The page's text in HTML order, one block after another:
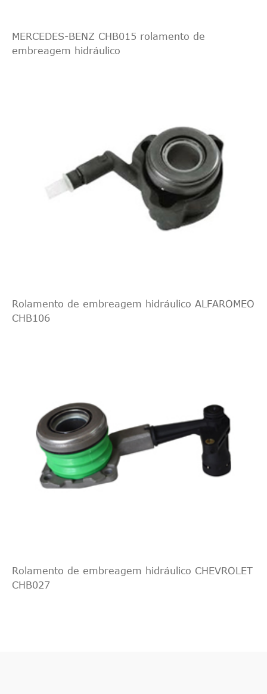
MERCEDES-BENZ CHB015 rolamento de
embreagem hidráulico
Rolamento de embreagem hidráulico ALFAROMEO
CHB106
Rolamento de embreagem hidráulico CHEVROLET
CHB027